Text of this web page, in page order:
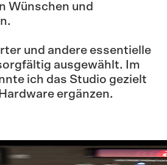
Sound –
präsent, ohne zu
Wünschen und
und andere essentielle
ausgewählt. Im
ich das Studio gezielt
ergänzen.